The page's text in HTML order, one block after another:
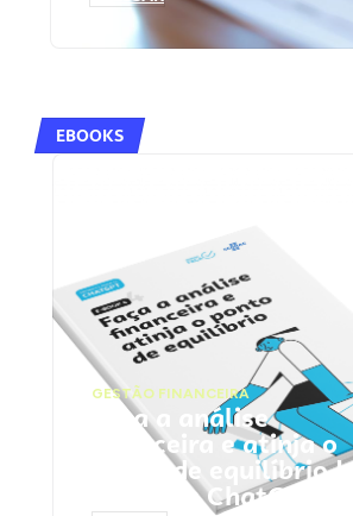
EBOOKS
GESTÃO FINANCEIRA
Faça a análise
financeira e atinja o
ponto de equilíbrio |
Prompts ChatGPT